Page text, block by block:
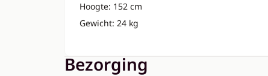
Hoogte: 152 cm
Gewicht: 24 kg
Bezorging